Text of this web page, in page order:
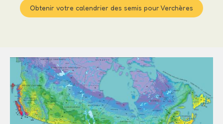
Obtenir votre calendrier des semis pour Verchères